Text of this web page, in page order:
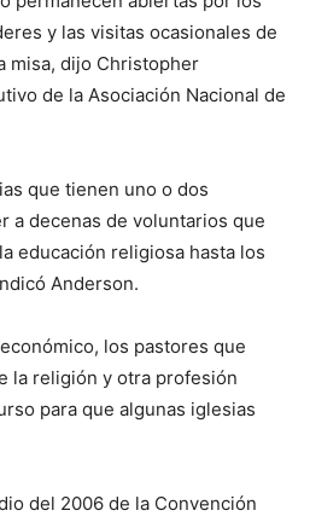
y las visitas ocasionales de
misa, dijo Christopher
de la Asociación Nacional de
que tienen uno o dos
a decenas de voluntarios que
educación religiosa hasta los
Anderson.
los pastores que
la religión y otra profesión
para que algunas iglesias
del 2006 de la Convención